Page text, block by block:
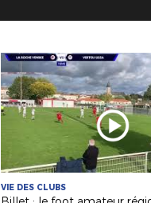
VIE DES CLUBS